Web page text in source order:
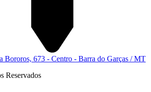
Bororos, 673 - Centro - Barra do Garças / MT
Reservados